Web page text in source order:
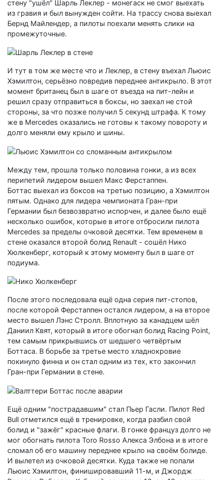
стену "ушёл" Шарль Леклер - монегаск не смог выехать
из гравия и был вынужден сойти. На трассу снова выехал
Бернд Майлендер, а пилоты поехали менять слики на
промежуточные.
И тут в том же месте что и Леклер, в стену въехал Льюис
Хэмилтон, серьёзно повредив переднее антикрыло. В этот
момент британец был в шаге от въезда на пит-лейн и
решил сразу отправиться в боксы, но заехал не стой
стороны, за что позже получил 5 секунд штрафа. К тому
же в Mercedes оказались не готовы к такому повороту и
долго меняли ему крыло и шины.
Между тем, прошла только половина гонки, а из всех
перипетий лидером вышел Макс Ферстаппен.
Боттас выехал из боксов на третью позицию, а Хэмилтон
пятым. Однако для лидера чемпионата Гран-при
Германии был безвозвратно испорчен, и далее было ещё
несколько ошибок, которые в итоге отбросили пилота
Mercedes за пределы очковой десятки. Тем временем в
стене оказался второй болид Renault - сошёл Нико
Хюлкенберг, который к этому моменту был в шаге от
подиума.
После этого последовала ещё одна серия пит-стопов,
после которой Ферстаппен остался лидером, а на второе
место вышел Лэнс Стролл. Вплотную за канадцем шёл
Даниил Квят, который в итоге обогнал болид Racing Point,
тем самым прикрывшись от шедшего четвёртым
Боттаса. В борьбе за третье место хладнокровие
покинуло финна и он стал одним из тех, кто закончил
Гран-при Германии в стене.
Ещё одним "пострадавшим" стал Пьер Гасли. Пилот Red
Bull отметился ещё в тренировке, когда разбил свой
болид и "зажёг" красные флаги. В гонке француз долго не
мог обогнать пилота Toro Rosso Алекса Элбона и в итоге
сломал об его машину переднее крыло на своём болиде.
И вылетел из очковой десятки. Куда также не попали
Льюис Хэмилтон, финишировавший 11-м, и Джордж